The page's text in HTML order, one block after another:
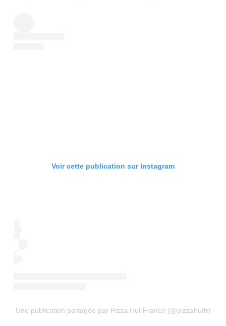
Voir cette publication sur Instagram
Une publication partagée par Pizza Hut France (@pizzahutfr)